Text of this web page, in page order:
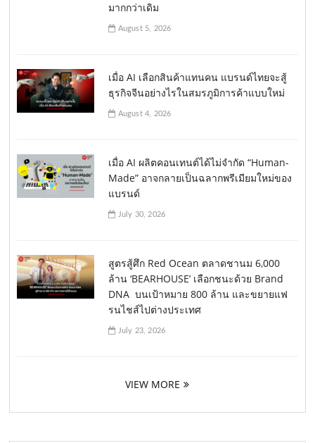
มากกว่าเดิม
August 5, 2026
เมื่อ AI เลือกสินค้าแทนคน แบรนด์ไทยจะสู้
ธุรกิจจีนอย่างไรในสมรภูมิการค้าแบบใหม่
August 4, 2026
เมื่อ AI ผลิตคอนเทนต์ได้ไม่จำกัด “Human-
Made” อาจกลายเป็นฉลากพรีเมียมใหม่ของ
แบรนด์
July 30, 2026
สูตรสู้ศึก Red Ocean ตลาดชานม 6,000
ล้าน ‘BEARHOUSE’ เลือกชนะด้วย Brand
DNA บนเป้าหมาย 800 ล้าน และขยายแฟ
รนไชส์ไปต่างประเทศ
July 23, 2026
VIEW MORE